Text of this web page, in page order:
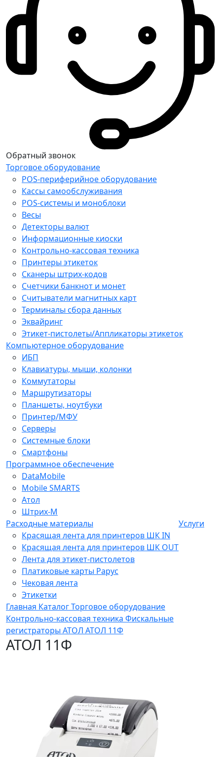
Обратный звонок
Торговое оборудование
POS-периферийное оборудование
Кассы самообслуживания
POS-системы и моноблоки
Весы
Детекторы валют
Информационные киоски
Контрольно-кассовая техника
Принтеры этикеток
Сканеры штрих-кодов
Счетчики банкнот и монет
Считыватели магнитных карт
Терминалы сбора данных
Эквайринг
Этикет-пистолеты/Аппликаторы этикеток
Компьютерное оборудование
ИБП
Клавиатуры, мыши, колонки
Коммутаторы
Маршрутизаторы
Планшеты, ноутбуки
Принтер/МФУ
Серверы
Системные блоки
Смартфоны
Программное обеспечение
DataMobile
Mobile SMARTS
Атол
Штрих-М
Расходные материалы
Красящая лента для принтеров ШК IN
Красящая лента для принтеров ШК OUT
Лента для этикет-пистолетов
Платиковые карты Рарус
Чековая лента
Этикетки
Услуги
Главная КаталогТорговое оборудование
Контрольно-кассовая техника Фискальные
регистраторы АТОЛ АТОЛ 11Ф
АТОЛ 11Ф